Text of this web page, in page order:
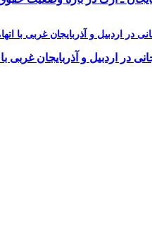
در اردبیل و آذربایجان غربی